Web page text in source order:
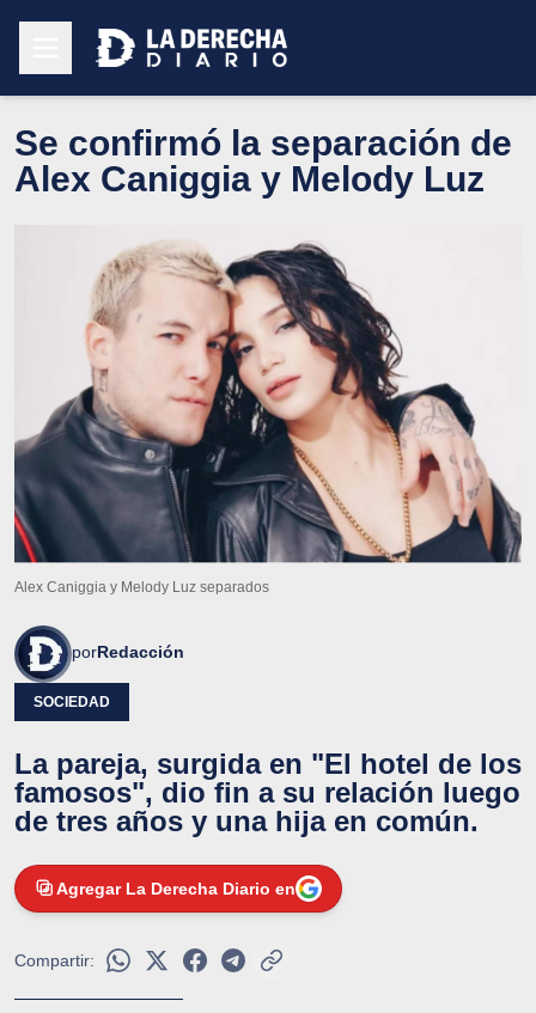
Se confirmó la separación de
Alex Caniggia y Melody Luz
Alex Caniggia y Melody Luz separados
porRedacción
SOCIEDAD
La pareja, surgida en "El hotel de los
famosos", dio fin a su relación luego
de tres años y una hija en común.
Agregar La Derecha Diario en
Compartir: